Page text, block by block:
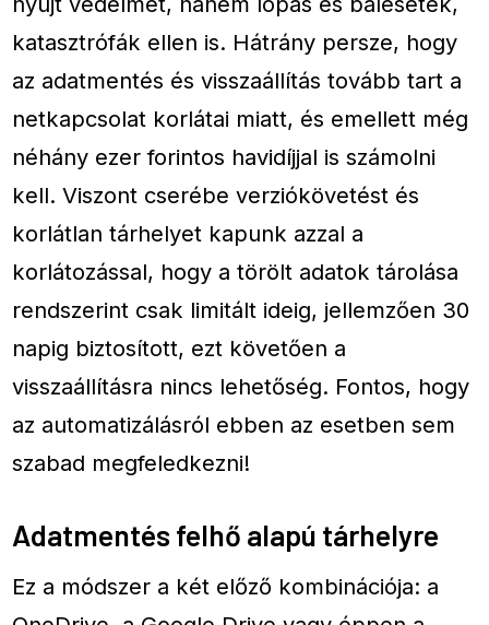
katasztrófák ellen is. Hátrány persze, hogy
az adatmentés és visszaállítás tovább tart a
netkapcsolat korlátai miatt, és emellett még
néhány ezer forintos havidíjjal is számolni
kell. Viszont cserébe verziókövetést és
korlátlan tárhelyet kapunk azzal a
korlátozással, hogy a törölt adatok tárolása
rendszerint csak limitált ideig, jellemzően 30
napig biztosított, ezt követően a
visszaállításra nincs lehetőség. Fontos, hogy
az automatizálásról ebben az esetben sem
szabad megfeledkezni!
Adatmentés felhő alapú tárhelyre
Ez a módszer a két előző kombinációja: a